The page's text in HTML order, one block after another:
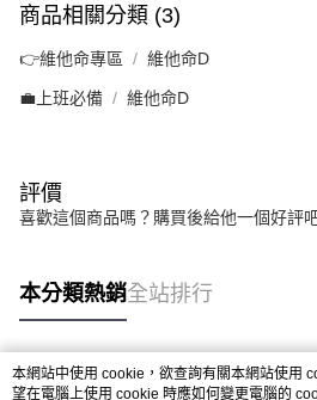
商品相關分類 (3)
👉維他命專區 維他命D
💼上班必備 維他命D
評價
喜歡這個商品嗎？購買後給他一個好評
本分類熱銷全站排行
熱門標籤
本網站中使用 cookie，欲查詢有關本網站使用
望在電腦上使用 cookie 時應如何變更電腦的